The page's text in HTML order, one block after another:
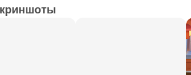
магазин и тем больше денег вы